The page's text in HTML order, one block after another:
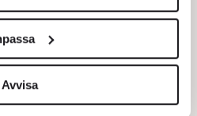
för att anpassa innehållet
vår trafik. Vi
identifierare och annan
de sociala medier och
som vi samarbetar med.
Avvisa